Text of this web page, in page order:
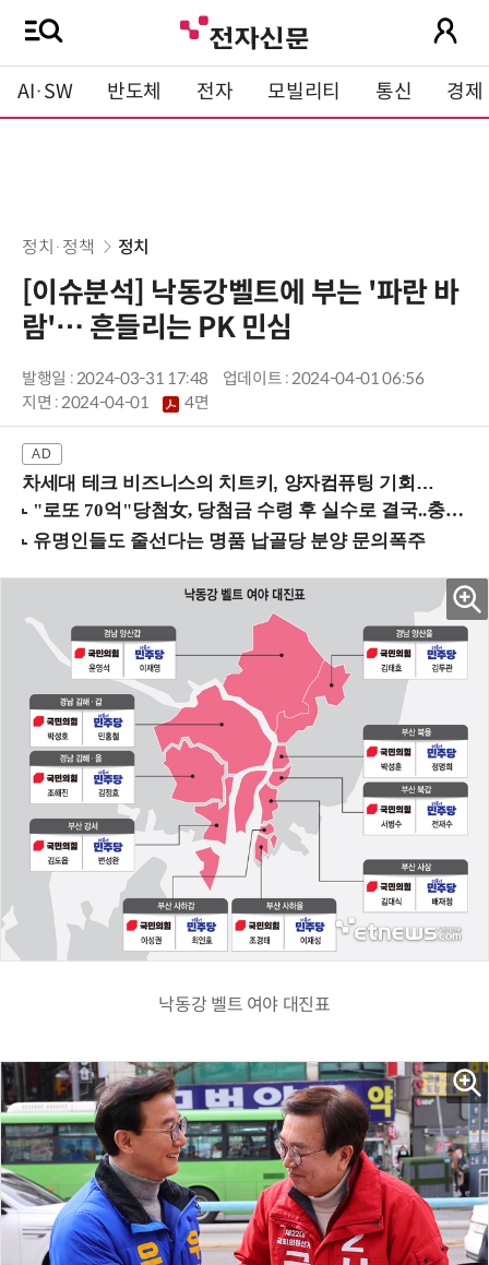
AI·SW 반도체 전자 모빌리티 통신 경제
정치·정책 정치
[이슈분석] 낙동강벨트에 부는 '파란 바
람'… 흔들리는 PK 민심
발행일 : 2024-03-31 17:48
업데이트 : 2024-04-01 06:56
지면 :2024-04-01 4면
차세대 테크 비즈니스의 치트키, 양자컴퓨팅 기회를 선점하라! (8/28 강남역)
낙동강 벨트 여야 대진표